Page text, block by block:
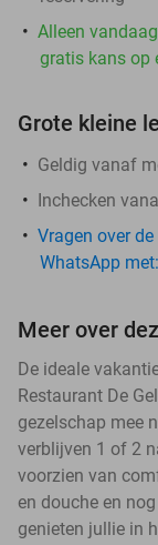
Alleen
gratis kans op
Grote kleine
Geldig vanaf
Inchecken
Vragen over
WhatsApp
Meer over
De ideale
Restaurant De
gezelschap mee
verblijven 1 of 2
voorzien van
en douche en
genieten jullie in